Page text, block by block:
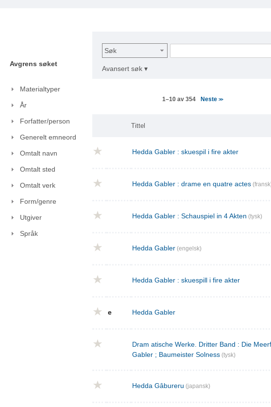
Avgrens søket
Materialtyper
År
Forfatter/person
Generelt emneord
Omtalt navn
Omtalt sted
Omtalt verk
Form/genre
Utgiver
Språk
Søk
Avansert søk ▾
1–10 av 354 Neste >>
Tittel
Hedda Gabler : skuespil i fire akter
Hedda Gabler : drame en quatre actes
Hedda Gabler : Schauspiel in 4 Akten (tysk)
Hedda Gabler (engelsk)
Hedda Gabler : skuespill i fire akter
e Hedda Gabler
Dram atische Werke. Dritter Band : Die
Gabler ; Baumeister Solness (tysk)
Hedda Gâbureru (japansk)